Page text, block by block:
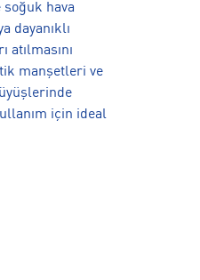
hava
dayanıklı
manşetleri ve
için ideal